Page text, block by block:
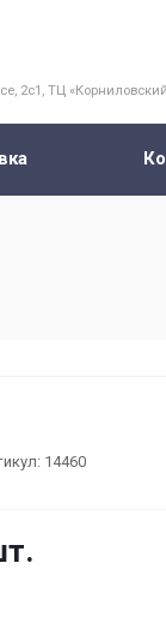
2с1, ТЦ
14460